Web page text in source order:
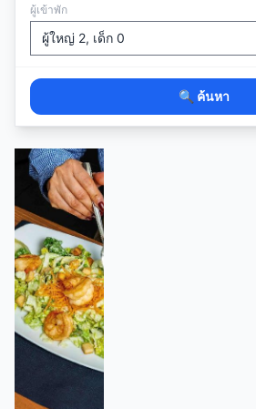
ผู้เข้าพัก
🔍 ค้นหา